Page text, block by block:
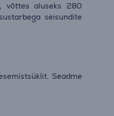
võttes aluseks 280
seisundite
Seadme